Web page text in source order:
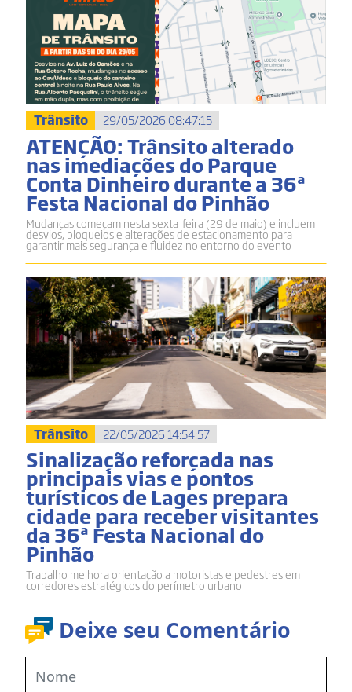
Deixe seu Comentário
Trânsito 29/05/2026 08:47:15
ATENÇÃO: Trânsito alterado
nas imediações do Parque
Conta Dinheiro durante a 36ª
Festa Nacional do Pinhão
Mudanças começam nesta sexta-feira (29 de maio) e incluem
desvios, bloqueios e alterações de estacionamento para
garantir mais segurança e fluidez no entorno do evento
Trânsito 22/05/2026 14:54:57
Sinalização reforçada nas
principais vias e pontos
turísticos de Lages prepara
cidade para receber visitantes
da 36ª Festa Nacional do
Pinhão
Trabalho melhora orientação a motoristas e pedestres em
corredores estratégicos do perímetro urbano